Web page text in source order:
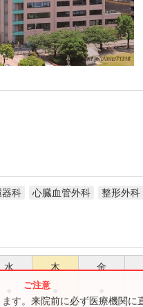
器科 心臓血管外科 整形外科
水 木 金
す。来院前に必ず医療機関に